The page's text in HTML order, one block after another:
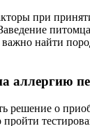
при
важно найти
аллергию
решение о